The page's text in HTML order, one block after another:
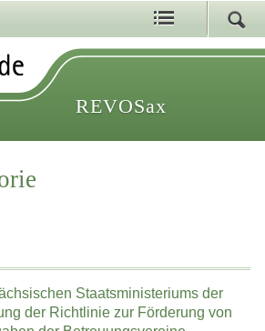
REVOSax
Staatsministeriums der
der Richtlinie zur Förderung von